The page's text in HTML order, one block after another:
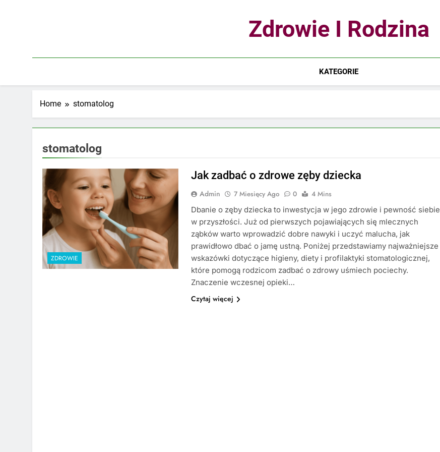
Zdrowie I Rodzina
KATEGORIE
Home stomatolog
stomatolog
ZDROWIE
Jak zadbać o zdrowe zęby dziecka
Admin 7 Miesięcy Ago 0
4 Mins
Dbanie o zęby dziecka to inwestycja w jego zdrowie i pewność siebie
w przyszłości. Już od pierwszych pojawiających się mlecznych
ząbków warto wprowadzić dobre nawyki i uczyć malucha, jak
prawidłowo dbać o jamę ustną. Poniżej przedstawiamy najważniejsze
wskazówki dotyczące higieny, diety i profilaktyki stomatologicznej,
które pomogą rodzicom zadbać o zdrowy uśmiech pociechy.
Znaczenie wczesnej opieki…
Czytaj więcej